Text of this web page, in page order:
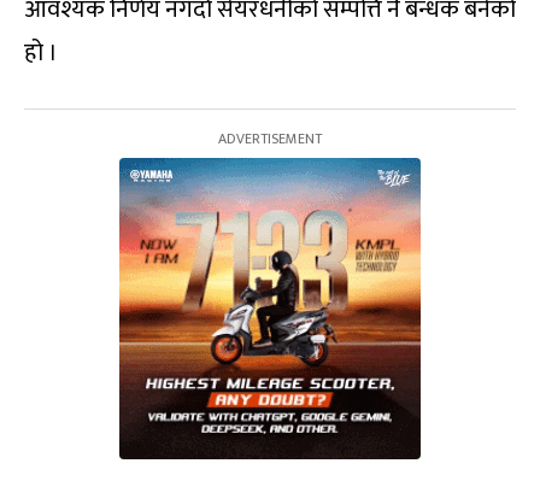
आवश्यक निर्णय नगर्दा सेयरधनीको सम्पत्ति नै बन्धक बनेको
हो ।